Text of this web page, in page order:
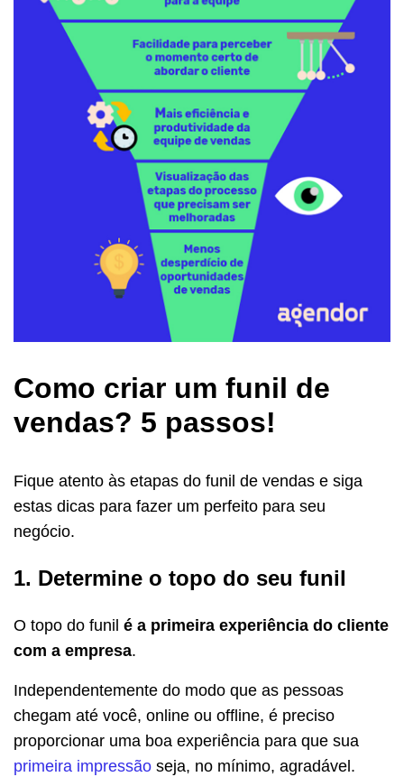
Como criar um funil de
vendas? 5 passos!
Fique atento às etapas do funil de vendas e siga
estas dicas para fazer um perfeito para seu
negócio.
1. Determine o topo do seu funil
O topo do funil é a primeira experiência do cliente
com a empresa.
Independentemente do modo que as pessoas
chegam até você, online ou offline, é preciso
proporcionar uma boa experiência para que sua
primeira impressão seja, no mínimo, agradável.